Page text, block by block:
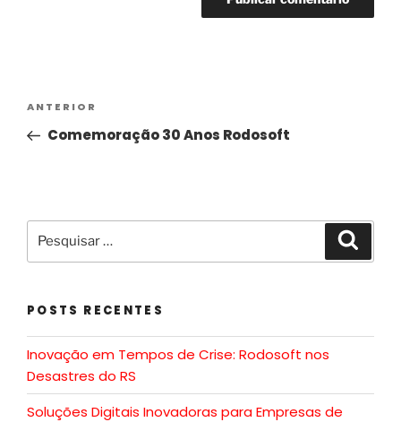
ANTERIOR
Comemoração 30 Anos Rodosoft
POSTS RECENTES
Inovação em Tempos de Crise: Rodosoft nos
Desastres do RS
Soluções Digitais Inovadoras para Empresas de